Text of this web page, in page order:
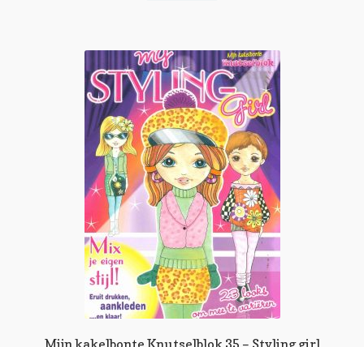
Mijn kakelbonte Knutselblok 35 – Styling girl